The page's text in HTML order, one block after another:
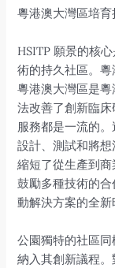
粵港澳大灣區培育
HSITP 願景的核
術的持久社區。
粵港澳大灣區是
法改善了創新臨
服務都是一流的
設計、測試和將
縮短了從生產到
鼓勵多種技術的
動解決方案的全新
公園獨特的社區
納入其創新議程